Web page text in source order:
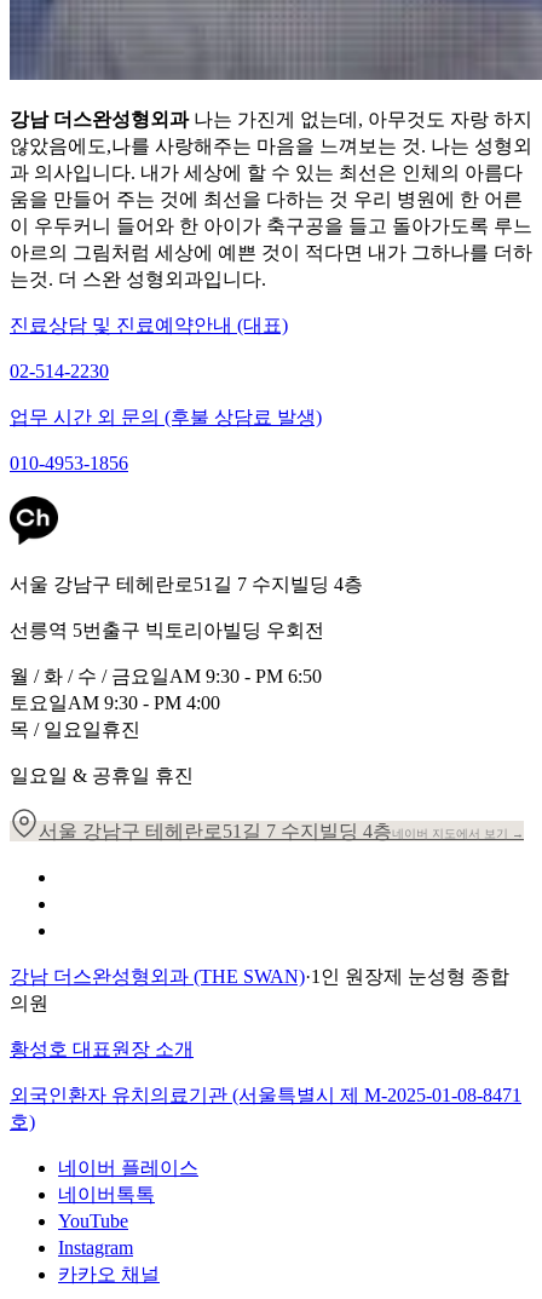
강남 더스완성형외과 나는 가진게 없는데, 아무것도 자랑 하지
않았음에도,나를 사랑해주는 마음을 느껴보는 것. 나는 성형외
과 의사입니다. 내가 세상에 할 수 있는 최선은 인체의 아름다
움을 만들어 주는 것에 최선을 다하는 것 우리 병원에 한 어른
이 우두커니 들어와 한 아이가 축구공을 들고 돌아가도록 루느
아르의 그림처럼 세상에 예쁜 것이 적다면 내가 그하나를 더하
는것. 더 스완 성형외과입니다.
진료상담 및 진료예약안내 (대표)
02-514-2230
업무 시간 외 문의 (후불 상담료 발생)
010-4953-1856
서울 강남구 테헤란로51길 7 수지빌딩 4층
선릉역 5번출구 빅토리아빌딩 우회전
월 / 화 / 수 / 금요일AM 9:30 - PM 6:50
토요일AM 9:30 - PM 4:00
목 / 일요일휴진
일요일 & 공휴일 휴진
서울 강남구 테헤란로51길 7 수지빌딩 4층네이버 지도에서 보기 →
강남 더스완성형외과 (THE SWAN)·1인 원장제 눈성형 종합
의원
황성호 대표원장 소개
외국인환자 유치의료기관 (서울특별시 제 M-2025-01-08-8471
호)
네이버 플레이스
네이버톡톡
YouTube
Instagram
카카오 채널